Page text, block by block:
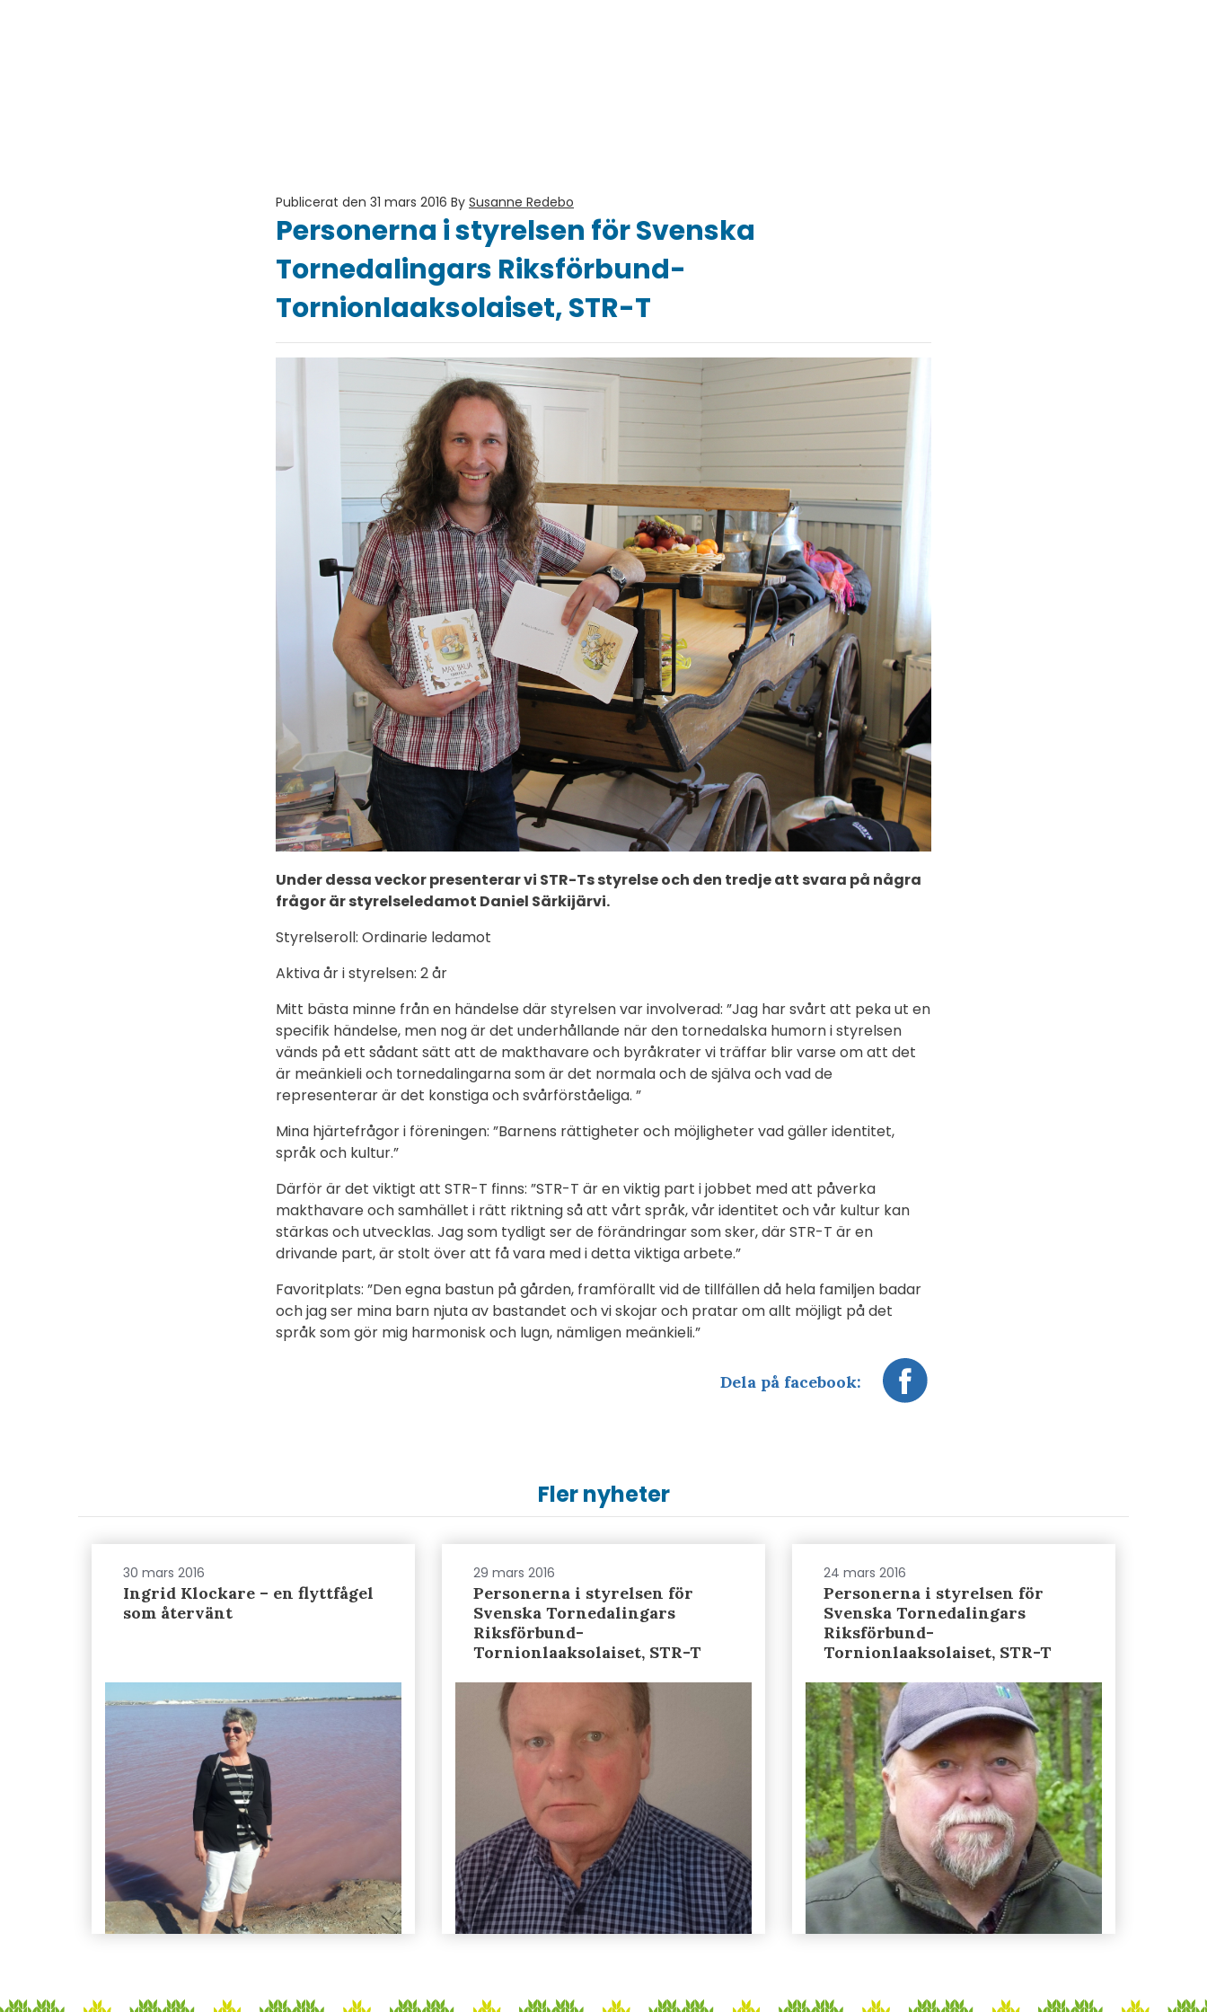
Publicerat den 31 mars 2016 By Susanne Redebo
Personerna i styrelsen för Svenska
Tornedalingars Riksförbund-
Tornionlaaksolaiset, STR-T
Under dessa veckor presenterar vi STR-Ts styrelse och den tredje att svara på några
frågor är styrelseledamot Daniel Särkijärvi.
Styrelseroll: Ordinarie ledamot
Aktiva år i styrelsen: 2 år
Mitt bästa minne från en händelse där styrelsen var involverad: ”Jag har svårt att peka ut en
specifik händelse, men nog är det underhållande när den tornedalska humorn i styrelsen
vänds på ett sådant sätt att de makthavare och byråkrater vi träffar blir varse om att det
är meänkieli och tornedalingarna som är det normala och de själva och vad de
representerar är det konstiga och svårförståeliga. ”
Mina hjärtefrågor i föreningen: ”Barnens rättigheter och möjligheter vad gäller identitet,
språk och kultur.”
Därför är det viktigt att STR-T finns: ”STR-T är en viktig part i jobbet med att påverka
makthavare och samhället i rätt riktning så att vårt språk, vår identitet och vår kultur kan
stärkas och utvecklas. Jag som tydligt ser de förändringar som sker, där STR-T är en
drivande part, är stolt över att få vara med i detta viktiga arbete.”
Favoritplats: ”Den egna bastun på gården, framförallt vid de tillfällen då hela familjen badar
och jag ser mina barn njuta av bastandet och vi skojar och pratar om allt möjligt på det
språk som gör mig harmonisk och lugn, nämligen meänkieli.”
Dela på facebook:
Fler nyheter
30 mars 2016
Ingrid Klockare – en flyttfågel
som återvänt
29 mars 2016
Personerna i styrelsen för
Svenska Tornedalingars
Riksförbund-
Tornionlaaksolaiset, STR-T
24 mars 2016
Personerna i styrelsen för
Svenska Tornedalingars
Riksförbund-
Tornionlaaksolaiset, STR-T